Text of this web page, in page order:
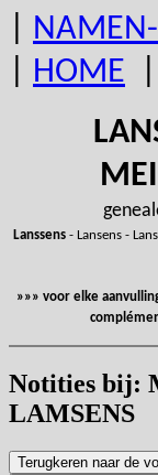
HOME
Lanssens- Lansens -
»»» voor elke
Notities bij:
LAMSENS